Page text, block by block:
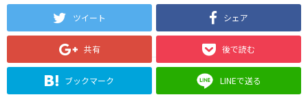
ツイート シェア
共有 後で読む
ブックマーク LINEで送る